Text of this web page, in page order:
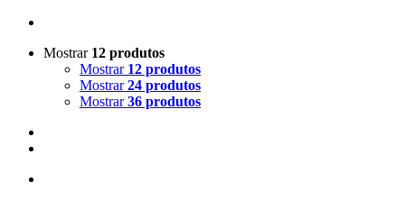
Mostrar 12 produtos
Mostrar 12 produtos
Mostrar24 produtos
Mostrar36 produtos